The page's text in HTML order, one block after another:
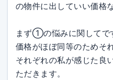
の物件に出していい価格
まず①の悩みに関してで
価格がほぼ同等のためそ
それぞれの私が感じた良
ただきます。